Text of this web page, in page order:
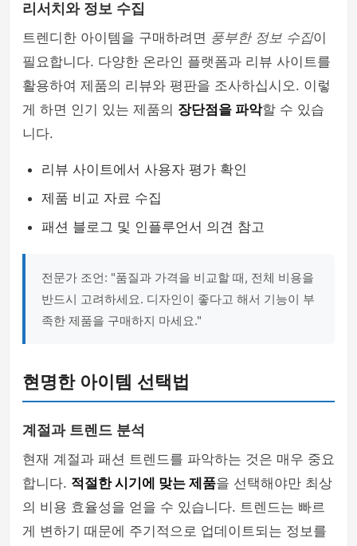
리서치와 정보 수집
트렌디한 아이템을 구매하려면 풍부한 정보 수집이
필요합니다. 다양한 온라인 플랫폼과 리뷰 사이트를
활용하여 제품의 리뷰와 평판을 조사하십시오. 이렇
게 하면 인기 있는 제품의 장단점을 파악할 수 있습
니다.
리뷰 사이트에서 사용자 평가 확인
제품 비교 자료 수집
패션 블로그 및 인플루언서 의견 참고
전문가 조언: "품질과 가격을 비교할 때, 전체 비용을
반드시 고려하세요. 디자인이 좋다고 해서 기능이 부
족한 제품을 구매하지 마세요."
현명한 아이템 선택법
계절과 트렌드 분석
현재 계절과 패션 트렌드를 파악하는 것은 매우 중요
합니다. 적절한 시기에 맞는 제품을 선택해야만 최상
의 비용 효율성을 얻을 수 있습니다. 트렌드는 빠르
게 변하기 때문에 주기적으로 업데이트되는 정보를